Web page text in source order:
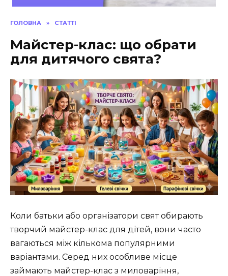
ГОЛОВНА » СТАТТІ
Майстер-клас: що обрати
для дитячого свята?
Коли батьки або організатори свят обирають
творчий майстер-клас для дітей, вони часто
вагаються між кількома популярними
варіантами. Серед них особливе місце
займають майстер-клас з миловаріння,